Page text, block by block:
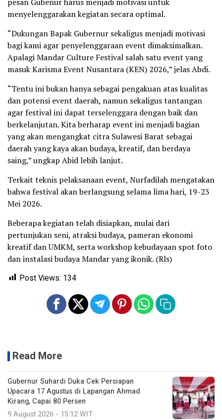
menyelenggarakan kegiatan secara optimal.
“Dukungan Bapak Gubernur sekaligus menjadi motivasi
bagi kami agar penyelenggaraan event dimaksimalkan.
Apalagi Mandar Culture Festival salah satu event yang
masuk Karisma Event Nusantara (KEN) 2026,” jelas Abdi.
“Tentu ini bukan hanya sebagai pengakuan atas kualitas
dan potensi event daerah, namun sekaligus tantangan
agar festival ini dapat terselenggara dengan baik dan
berkelanjutan. Kita berharap event ini menjadi bagian
yang akan mengangkat citra Sulawesi Barat sebagai
daerah yang kaya akan budaya, kreatif, dan berdaya
saing,” ungkap Abid lebih lanjut.
Terkait teknis pelaksanaan event, Nurfadilah mengatakan
bahwa festival akan berlangsung selama lima hari, 19-23
Mei 2026.
Beberapa kegiatan telah disiapkan, mulai dari
pertunjukan seni, atraksi budaya, pameran ekonomi
kreatif dan UMKM, serta workshop kebudayaan spot foto
dan instalasi budaya Mandar yang ikonik. (Rls)
Post Views: 134
Read More
Gubernur Suhardi Duka Cek Persiapan
Upacara 17 Agustus di Lapangan Ahmad
Kirang, Capai 80 Persen
9 August 2026 - 15:12 WIT